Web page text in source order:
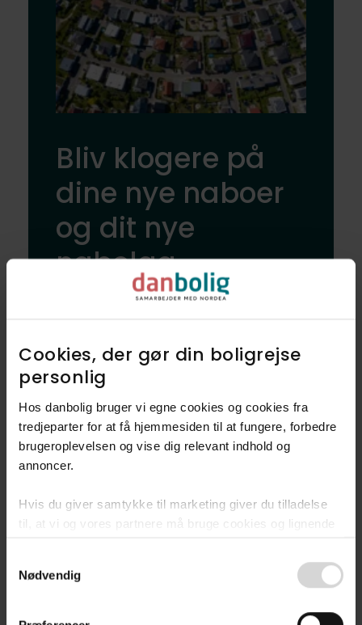
Cookies, der gør din boligrejse
personlig​
Hos danbolig bruger vi egne cookies og cookies fra
tredjeparter for at få hjemmesiden til at fungere, forbedre
brugeroplevelsen og vise dig relevant indhold og
annoncer.​
Hvis du giver samtykke til marketing giver du tilladelse
til, at vi og vores partnere må bruge cookies og lignende
danbolig.dk. Vi kan kombinere disse oplysninger med
andre data og anvende dem til målrettet markedsføring til
Selection
Nødvendig
Bliv klogere på
dine nye naboer
og dit nye
nabolag
Udforsk vores finmaskede data, og
kendetegner Præstø.
Dyk ned i Præstø
Fandt du ikke
Bliv en del af vores